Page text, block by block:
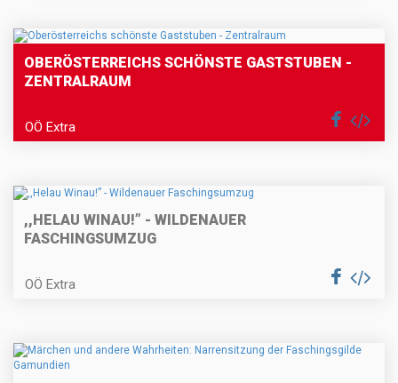
OBERÖSTERREICHS SCHÖNSTE GASTSTUBEN -
ZENTRALRAUM
OÖ Extra
,,HELAU WINAU!” - WILDENAUER
FASCHINGSUMZUG
OÖ Extra